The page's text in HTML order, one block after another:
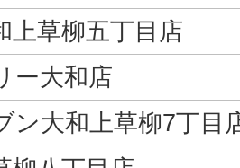
上草柳五丁目店
ー大和店
ン大和上草柳7丁目